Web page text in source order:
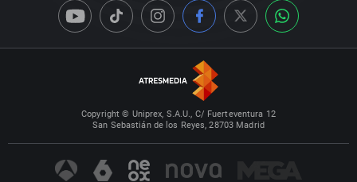
Copyright © Uniprex, S.A.U., C/ Fuerteventura 12
San Sebastián de los Reyes, 28703 Madrid